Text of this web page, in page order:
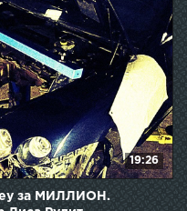
19:26
за МИЛЛИОН.